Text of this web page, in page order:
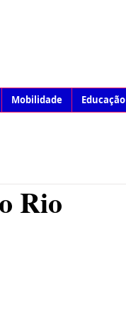
Mobilidade Educação
Rio